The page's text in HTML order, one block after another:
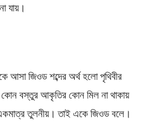
যায়।
জিওড শব্দের অর্থ হলো পৃথিবীর
বস্তুর আকৃতির কোন মিল না থাকায়
তুলনীয়। তাই একে জিওড বলে।